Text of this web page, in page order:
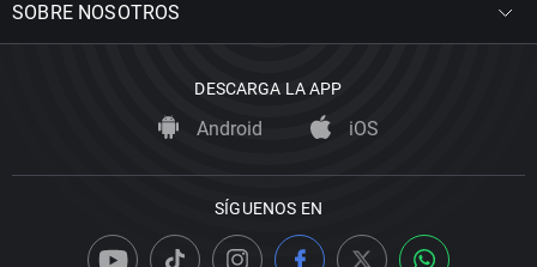
SOBRE NOSOTROS
DESCARGA LA APP
Android iOS
SÍGUENOS EN